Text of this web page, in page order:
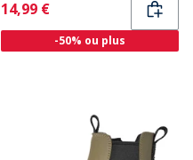
Current
14,99 €
-50% ou plus